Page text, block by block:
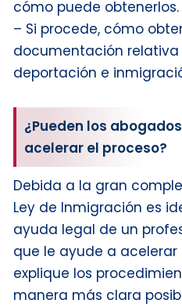
cómo puede obtenerlos.
– Si procede, cómo
documentación relativa
deportación e
¿Pueden los
acelerar el proceso?
Debida a la gran
Ley de Inmigración es
ayuda legal de un
que le ayude a acelerar
explique los
manera más clara